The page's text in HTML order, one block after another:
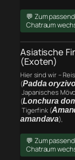
💬 Zum
Chatraum
Asiatische
(Exoten)
Hier sind wir –
(Padda
Japanisches
(Lonchura
Tigerfink (
amandava),
💬 Zum
Chatraum